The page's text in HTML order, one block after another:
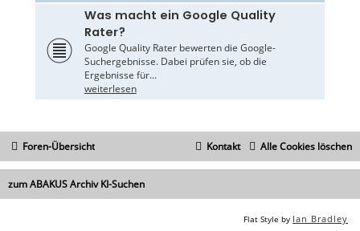
Was macht ein Google Quality
Rater?
Google Quality Rater bewerten die Google-
Suchergebnisse. Dabei prüfen sie, ob die
Ergebnisse für...
weiterlesen
Foren-Übersicht Alle Cookies löschen
Kontakt
zum ABAKUS Archiv KI-Suchen
Flat Style by Ian Bradley